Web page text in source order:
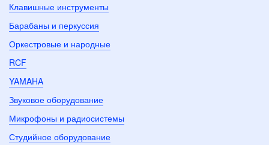
Клавишные инструменты
Барабаны и перкуссия
Оркестровые и народные
RCF
YAMAHA
Звуковое оборудование
Микрофоны и радиосистемы
Студийное оборудование